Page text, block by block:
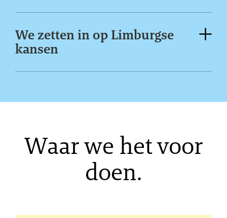
We zetten in op Limburgse
kansen
Waar we het voor
doen.